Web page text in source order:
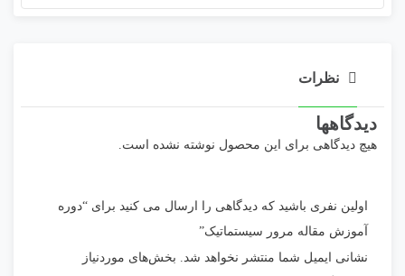
نظرات
دیدگاهها
هیچ دیدگاهی برای این محصول نوشته نشده است.
اولین نفری باشید که دیدگاهی را ارسال می کنید برای “دوره
آموزش مقاله مرور سیستماتیک”
نشانی ایمیل شما منتشر نخواهد شد.
بخش‌های موردنیاز